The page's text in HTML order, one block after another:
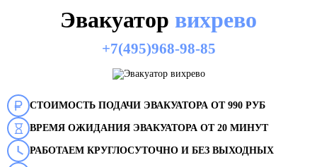
Эвакуатор вихрево
+7(495)968-98-85
СТОИМОСТЬ ПОДАЧИ ЭВАКУАТОРА ОТ 990 РУБ
ВРЕМЯ ОЖИДАНИЯ ЭВАКУАТОРА ОТ 20 МИНУТ
РАБОТАЕМ КРУГЛОСУТОЧНО И БЕЗ ВЫХОДНЫХ